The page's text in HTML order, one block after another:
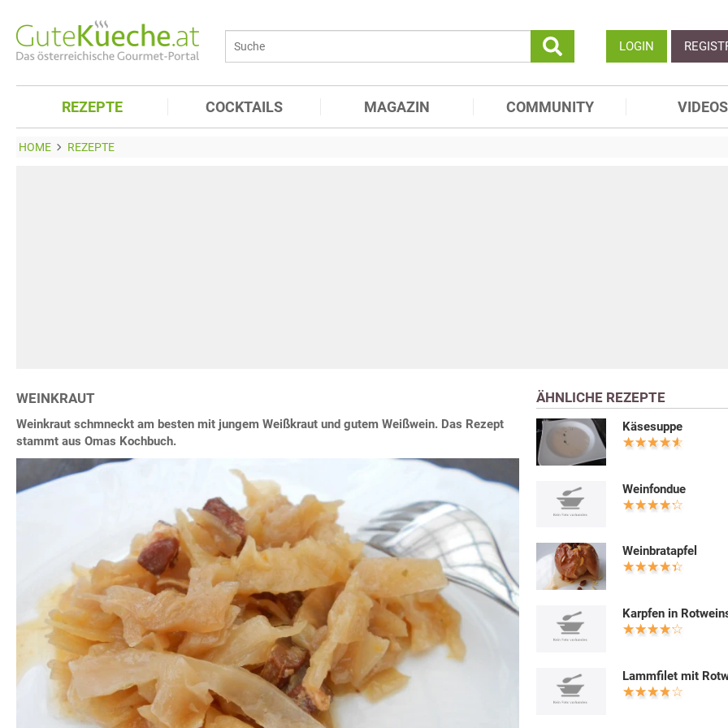
LOGIN
REZEPTE COCKTAILS MAGAZIN COMMUNITY VIDEOS
HOME REZEPTE
WEINKRAUT
Weinkraut schmneckt am besten mit jungem Weißkraut und gutem Weißwein. Das Rezept
stammt aus Omas Kochbuch.
ÄHNLICHE REZEPTE
Käsesuppe
Weinfondue
Weinbratapfel
Karpfen in
Lammfilet mit